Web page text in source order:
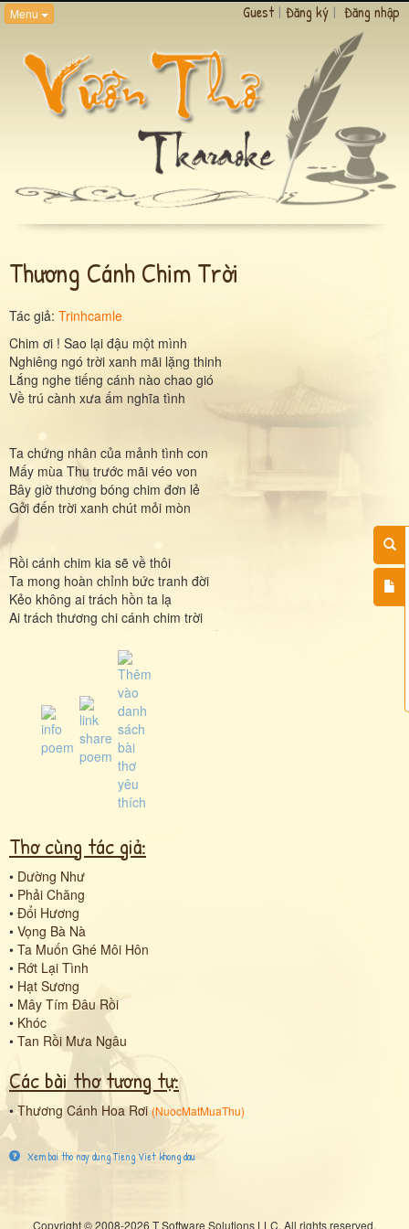
Menu Guest | Đăng ký | Đăng nhập
Thương Cánh Chim Trời
Tác giả: Trinhcamle
Chim ơi ! Sao lại đậu một mình
Nghiêng ngó trời xanh mãi lặng thinh
Lắng nghe tiếng cánh nào chao gió
Về trú cành xưa ấm nghĩa tình
Ta chứng nhân của mảnh tình con
Mấy mùa Thu trước mãi véo von
Bây giờ thương bóng chim đơn lẻ
Gởi đến trời xanh chút mỏi mòn
Rồi cánh chim kia sẽ về thôi
Ta mong hoàn chỉnh bức tranh đời
Kẻo không ai trách hồn ta lạ
Ai trách thương chi cánh chim trời
Thơ cùng tác giả:
• Dường Như
• Phải Chăng
• Đổi Hương
• Vọng Bà Nà
• Ta Muốn Ghé Môi Hôn
• Rớt Lại Tình
• Hạt Sương
• Mây Tím Đâu Rồi
• Khóc
• Tan Rồi Mưa Ngâu
Các bài thơ tương tự:
•Thương Cánh Hoa Rơi (NuocMatMuaThu)
Xem bai tho nay dung Tieng Viet khong dau
Copyright © 2008-2026 T Software Solutions LLC. All rights reserved.